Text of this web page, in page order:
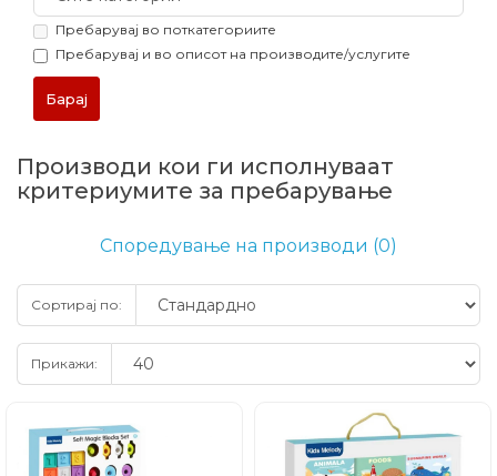
Пребарувај во поткатегориите
Пребарувај и во описот на производите/услугите
Производи кои ги исполнуваат
критериумите за пребарување
Споредување на производи (0)
Сортирај по:
Прикажи: